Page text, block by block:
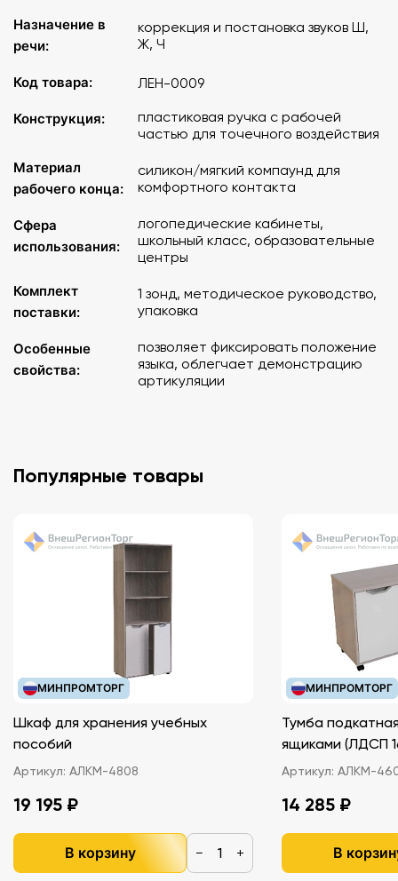
Ребенку предлагается длительно произносить звук "Р". В
момент произнесения звука логопед подводит зонд
передней части языка и затормаживает его вибрацию.
При шепотном произнесении звука "Р" слышится звук "Ш",
при громком - "Ж".
Назначение в
речи:
коррекция и постановка звуков Ш,
Ж, Ч
Код товара: ЛЕН-0009
Конструкция:
пластиковая ручка с рабочей
частью для точечного воздействия
Материал
рабочего конца:
силикон/мягкий компаунд для
комфортного контакта
Сфера
использования:
логопедические кабинеты,
школьный класс, образовательные
центры
Комплект
поставки:
1 зонд, методическое руководство,
упаковка
Особенные
свойства:
позволяет фиксировать положение
языка, облегчает демонстрацию
артикуляции
Популярные товары
МИНПРОМТОРГ
Шкаф для хранения учебных
пособий
Артикул: АЛКМ-4808
19 195 ₽
В корзину − +
МИНПРОМТОРГ
Тумба
ящиками
Артикул: АЛКМ-
14 285 ₽
В